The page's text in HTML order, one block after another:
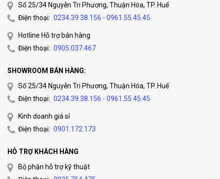
Số 25/34 Nguyễn Tri Phương, Thuận Hóa, TP. Huế
Điện thoại: 0234.39.38.156 - 0961.55.45.45
Hotline Hỗ trợ bán hàng
Điện thoại: 0905.037.467
SHOWROOM BÁN HÀNG:
Số 25/34 Nguyễn Tri Phương, Thuận Hóa, TP. Huế
Điện thoại: 0234.39.38.156 - 0961.55.45.45
Kinh doanh giá sỉ
Điện thoại: 0901.172.173
HỖ TRỢ KHÁCH HÀNG
Bộ phận hỗ trợ kỹ thuật